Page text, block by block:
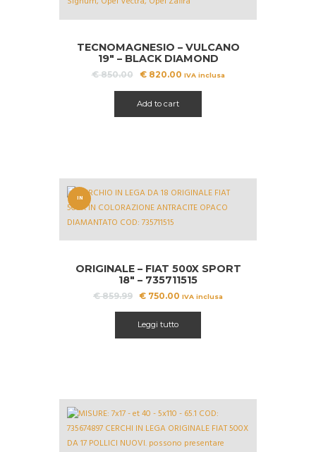
TECNOMAGNESIO – VULCANO
19″ – BLACK DIAMOND
€850.00
Il
era:
€ 850.00.
€820.00Il
€ 820.00.
IVA inclusa
Add to cart
IN
OFFERT
A!
ORIGINALE – FIAT 500X SPORT
18″ – 735711515
€859.99 Il
era:
€ 859.99.
€ 750.00 Il
€ 750.00.
IVA inclusa
Leggi tutto